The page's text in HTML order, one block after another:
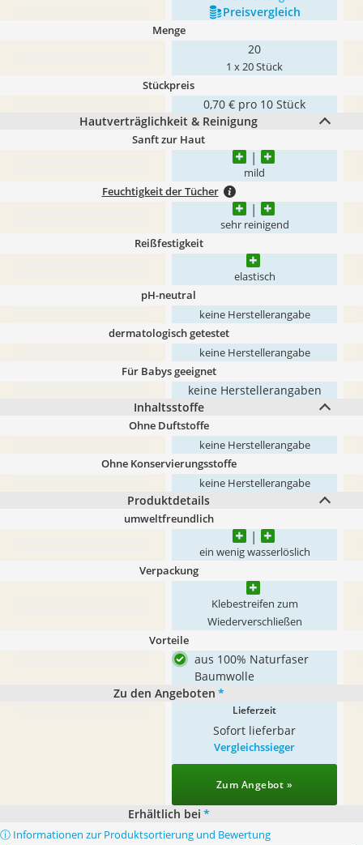
Preis­vergleich
Menge
20
1 x 20 Stück
Stückpreis
0,70 € pro 10 Stück
Hautverträglichkeit & Reinigung
Sanft zur Haut
mild
Feuchtigkeit der Tücher
sehr reinigend
Reißfestigkeit
elastisch
pH-neutral
keine Herstellerangabe
dermatologisch getestet
keine Herstellerangabe
Für Babys geeignet
keine Herstellerangaben
Inhaltsstoffe
Ohne Duftstoffe
keine Herstellerangabe
Ohne Konservierungsstoffe
keine Herstellerangabe
Produktdetails
umweltfreundlich
ein wenig wasserlöslich
Verpackung
Klebestreifen zum
Wiederverschließen
Vorteile
aus 100% Naturfaser
Baumwolle
Zu den Angeboten *
Lieferzeit
Sofort lieferbar
Vergleichssieger
Zum Angebot »
Erhältlich bei *
ⓘ Informationen zur Produktsortierung und Bewertung